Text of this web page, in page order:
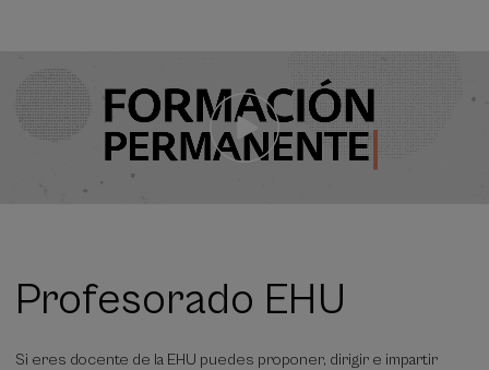
Profesorado EHU
Si eres docente de la EHU puedes proponer, dirigir e impartir